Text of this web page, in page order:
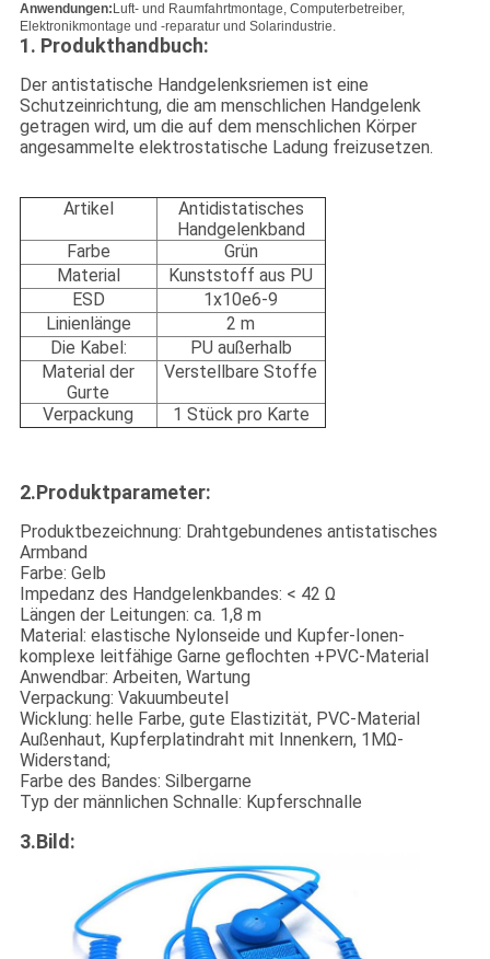
Anwendungen: Luft- und Raumfahrtmontage, Computerbetreiber,
Elektronikmontage und -reparatur und Solarindustrie.
1. Produkthandbuch:
Der antistatische Handgelenksriemen ist eine
Schutzeinrichtung, die am menschlichen Handgelenk
getragen wird, um die auf dem menschlichen Körper
angesammelte elektrostatische Ladung freizusetzen.
Artikel
Antidistatisches
Handgelenkband
Farbe
Grün
Material
Kunststoff aus PU
ESD
1x10e6-9
Linienlänge
2 m
Die Kabel:
PU außerhalb
Material der
Gurte
Verstellbare Stoffe
Verpackung 1 Stück pro Karte
2.Produktparameter:
Produktbezeichnung: Drahtgebundenes antistatisches
Armband
Farbe: Gelb
Impedanz des Handgelenkbandes: < 42 Ω
Längen der Leitungen: ca. 1,8 m
Material: elastische Nylonseide und Kupfer-Ionen-
komplexe leitfähige Garne geflochten +PVC-Material
Anwendbar: Arbeiten, Wartung
Verpackung: Vakuumbeutel
Wicklung: helle Farbe, gute Elastizität, PVC-Material
Außenhaut, Kupferplatindraht mit Innenkern, 1MΩ-
Widerstand;
Farbe des Bandes: Silbergarne
Typ der männlichen Schnalle: Kupferschnalle
3.Bild: